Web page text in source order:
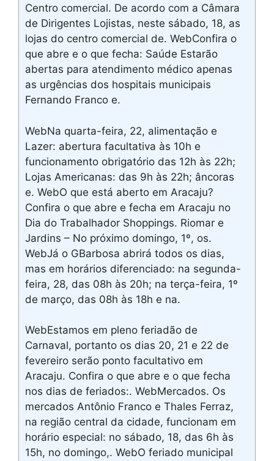
Centro comercial. De acordo com a Câmara
de Dirigentes Lojistas, neste sábado, 18, as
lojas do centro comercial de. WebConfira o
que abre e o que fecha: Saúde Estarão
abertas para atendimento médico apenas
as urgências dos hospitais municipais
Fernando Franco e.
WebNa quarta-feira, 22, alimentação e
Lazer: abertura facultativa às 10h e
funcionamento obrigatório das 12h às 22h;
Lojas Americanas: das 9h às 22h; âncoras
e. WebO que está aberto em Aracaju?
Confira o que abre e fecha em Aracaju no
Dia do Trabalhador Shoppings. Riomar e
Jardins – No próximo domingo, 1º, os.
WebJá o GBarbosa abrirá todos os dias,
mas em horários diferenciado: na segunda-
feira, 28, das 08h às 20h; na terça-feira, 1º
de março, das 08h às 18h e na.
WebEstamos em pleno feriadão de
Carnaval, portanto os dias 20, 21 e 22 de
fevereiro serão ponto facultativo em
Aracaju. Confira o que abre e o que fecha
nos dias de feriados:. WebMercados. Os
mercados Antônio Franco e Thales Ferraz,
na região central da cidade, funcionam em
horário especial: no sábado, 18, das 6h às
15h, no domingo,. WebO feriado municipal